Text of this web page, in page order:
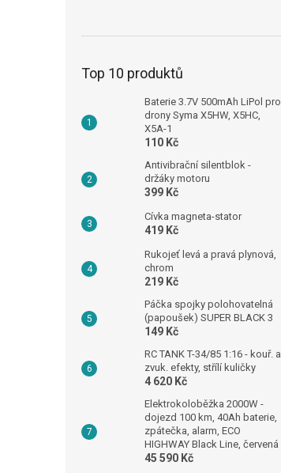
Top 10 produktů
Baterie 3.7V 500mAh LiPol pro
drony Syma X5HW, X5HC,
X5A-1
110 Kč
Antivibrační silentblok -
držáky motoru
399 Kč
Cívka magneta-stator
419 Kč
Rukojeť levá a pravá plynová,
chrom
219 Kč
Páčka spojky polohovatelná
(papoušek) SUPER BLACK 3
149 Kč
RC TANK T-34/85 1:16 - kouř. a
zvuk. efekty, střílí kuličky
4 620 Kč
Elektrokoloběžka 2000W -
dojezd 100 km, 40Ah baterie,
zpátečka, alarm, ECO
HIGHWAY Black Line, červená
45 590 Kč